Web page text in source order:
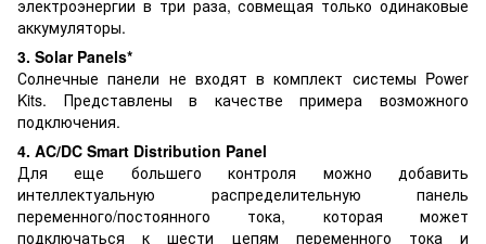
электроэнергии в три раза, совмещая только одинаковые
аккумуляторы.
3. Solar Panels*
Солнечные панели не входят в комплект системы Power
Kits. Представлены в качестве примера возможного
подключения.
4. AC/DC Smart Distribution Panel
Для еще большего контроля можно добавить
интеллектуальную распределительную панель
переменного/постоянного тока, которая может
подключаться к шести цепям переменного тока и